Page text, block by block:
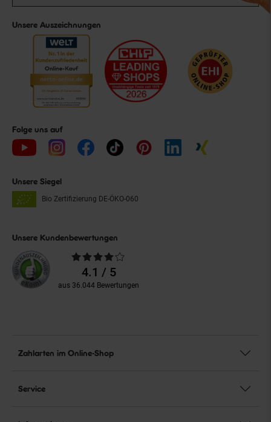
Unsere Auszeichnungen
Folge uns auf
Unsere Siegel
Bio Zertifizierung DE-ÖKO-060
Unsere Kundenbewertungen
Durchschnittliche
Bewertungen4.1 / 5
aus 36.044 Bewertungen
Zahlarten im Online-Shop
Service